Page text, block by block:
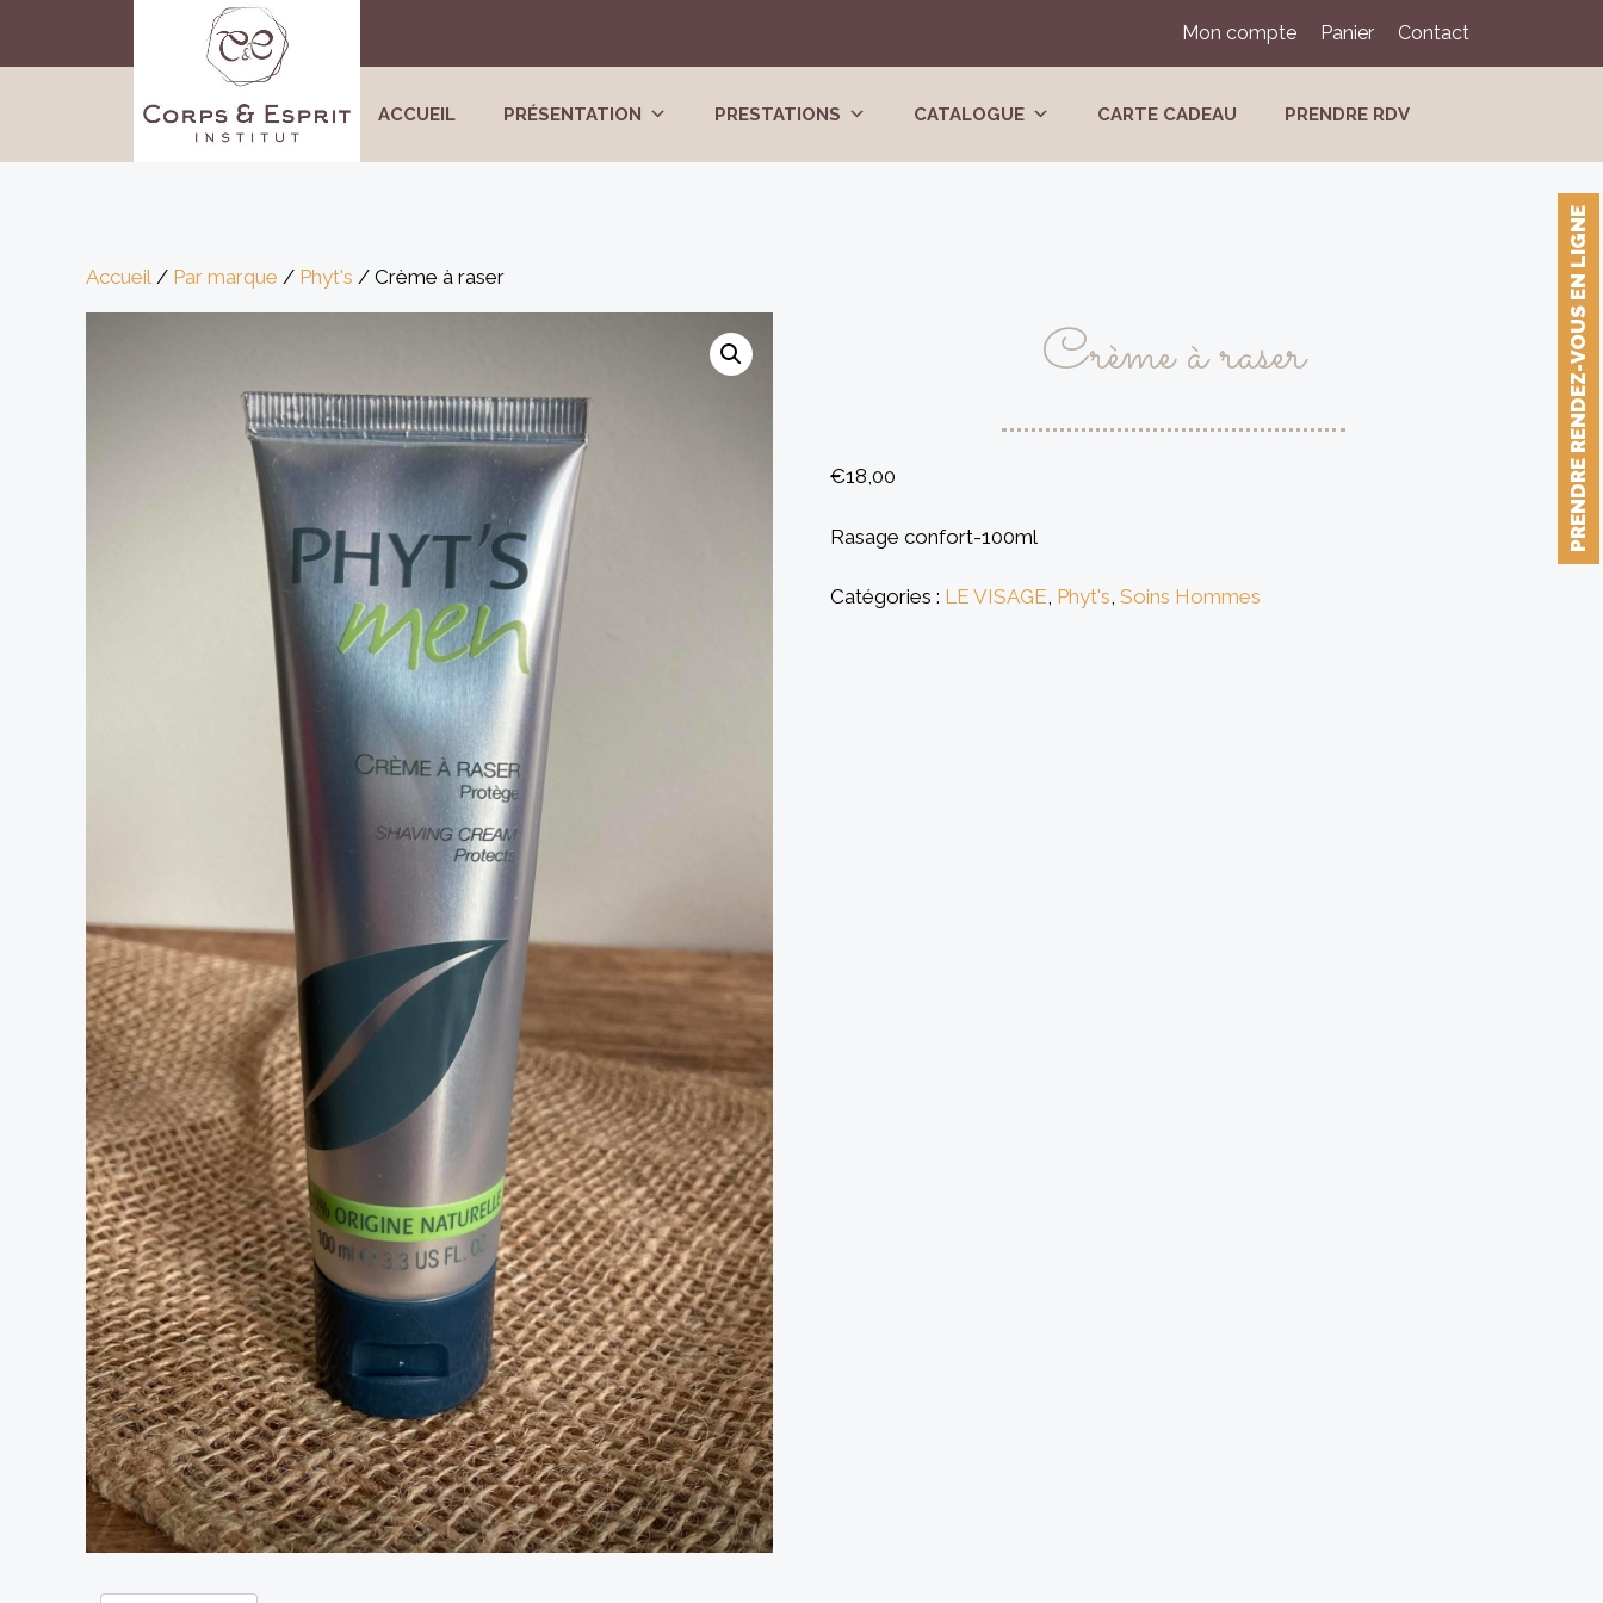
contenu
Mon compte Panier Contact
ACCUEIL PRÉSENTATION PRESTATIONS CATALOGUE CARTE CADEAU PRENDRE RDV
PRENDRE RENDEZ-VOUS EN LIGNE
Accueil / Par marque / Phyt's / Crème à raser
Crème à raser
€18,00
Rasage confort-100ml
Catégories : LE VISAGE, Phyt's, Soins Hommes